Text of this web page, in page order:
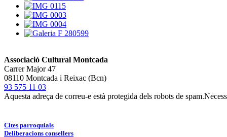
Associació Cultural Montcada
Carrer Major 47
08110 Montcada i Reixac (Bcn)
93 575 11 03
Aquesta adreça de correu-e està protegida dels robots de
Cites parroquials
Deliberacions consellers